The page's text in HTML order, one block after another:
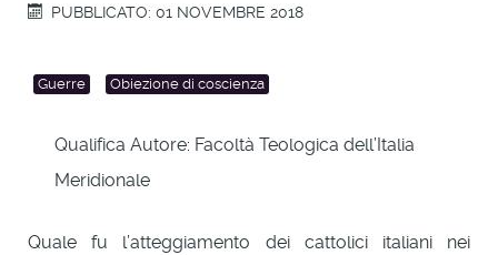
PUBBLICATO: 01 NOVEMBRE 2018
Guerre Obiezione di coscienza
Qualifica Autore: Facoltà Teologica dell’Italia
Meridionale
Quale fu l’atteggiamento dei cattolici italiani nei